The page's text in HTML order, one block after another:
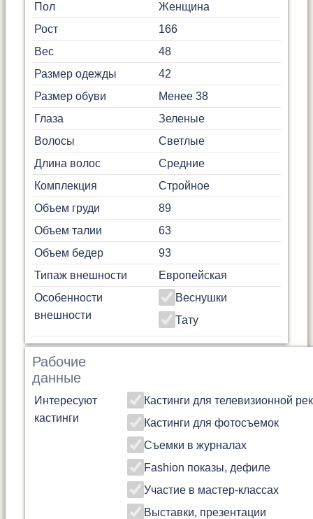
Пол
Женщина
Рост
166
Вес
48
Размер одежды
42
Размер обуви
Менее 38
Глаза
Зеленые
Волосы
Светлые
Длина волос
Средние
Комплекция
Стройное
Объем груди
89
Объем талии
63
Объем бедер
93
Типаж внешности
Европейская
Особенности
внешности
Веснушки
Тату
Рабочие
данные
Интересуют
кастинги
Кастинги для телевизионной
Кастинги для фотосъемок
Съемки в журналах
Fashion показы, дефиле
Участие в мастер-классах
Выставки, презентации